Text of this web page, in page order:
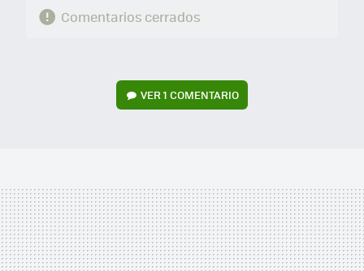
Comentarios cerrados
VER1 COMENTARIO